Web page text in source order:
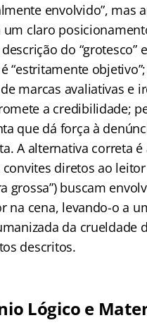
envolvido”, mas
um claro
do “grotesco”
“estritamente
marcas avaliativas e
a credibilidade;
que dá força à
A alternativa correta é
diretos ao leitor
grossa”) buscam
na cena, levando-o a
da crueldade
descritos.
Lógico e